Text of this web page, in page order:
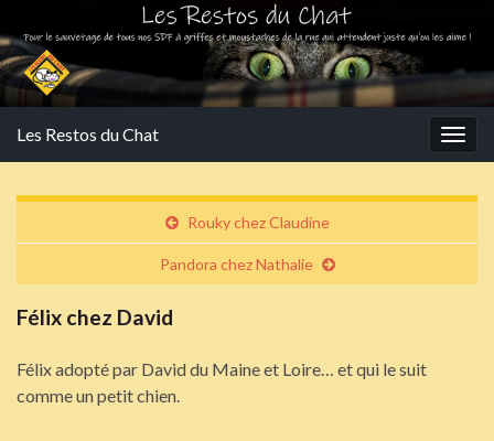
Les Restos du Chat
Rouky chez Claudine
Pandora chez Nathalie
Félix chez David
Félix adopté par David du Maine et Loire… et qui le suit
comme un petit chien.